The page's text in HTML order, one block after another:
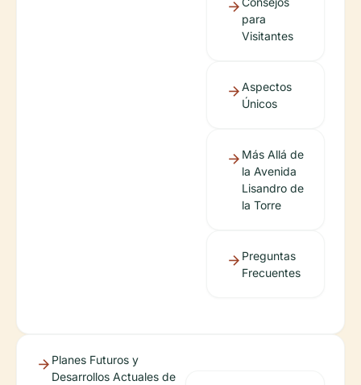
para
Visitantes
Aspectos
Únicos
Más Allá de
la Avenida
Lisandro de
la Torre
Preguntas
Frecuentes
Planes Futuros y
Desarrollos Actuales de